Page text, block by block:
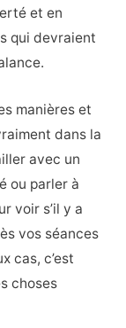
et en
qui devraient
manières et
dans la
avec un
ou parler à
voir s’il y a
vos séances
cas, c’est
choses